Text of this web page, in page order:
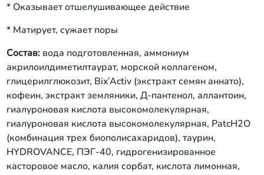
* Оказывает отшелушивающее действие
* Матирует, сужает поры
Состав:вода подготовленная, аммониум
акрилоилдиметилтаурат, морской коллагеном,
глицерилглюкозит, Bix’Activ (экстракт семян аннато),
кофеин, экстракт земляники, Д-пантенол, аллантоин,
гиалуроновая кислота высокомолекулярная,
гиалуроновая кислота высокомолекулярная, PatcH2O
(комбинация трех биополисахаридов), таурин,
HYDROVANCE, ПЭГ-40, гидрогенизированное
касторовое масло, калия сорбат, кислота лимонная,